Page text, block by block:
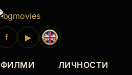
f ▶
ФИЛМИ ЛИЧНОСТИ